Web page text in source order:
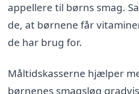
appellere til børns smag.
de, at børnene får
de har brug for.
Måltidskasserne hjælper
børnenes smagsløg